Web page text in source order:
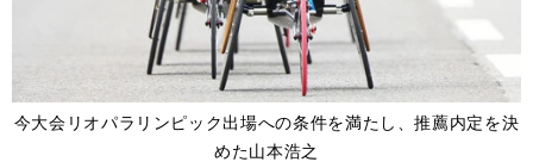
今大会リオパラリンピック出場への条件を満たし、推薦内定を決
めた山本浩之